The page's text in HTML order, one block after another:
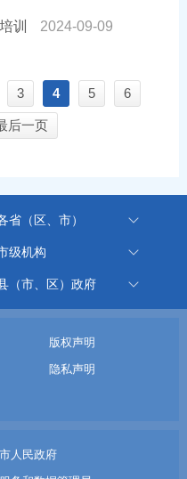
训 2024-09-09
3 4 5 6
后一页
省（区、市）
级机构
（市、区）政府
版权声明
隐私声明
人民政府